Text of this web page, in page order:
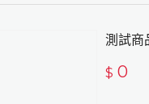
測試商
$ 0